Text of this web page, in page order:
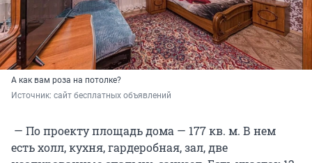
А как вам роза на потолке?
Источник: сайт бесплатных объявлений
— По проекту площадь дома — 177 кв. м. В нем
есть холл, кухня, гардеробная, зал, две